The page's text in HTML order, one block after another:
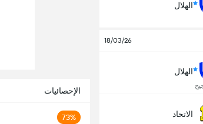
الهلال
18/03/26
الهلال
الاتحاد
الإحصائيات
73%